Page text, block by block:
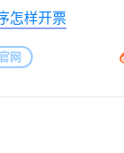
怎样开票
网